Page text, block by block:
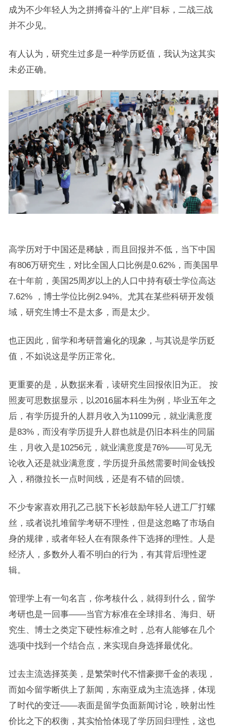
成为不少年轻人为之拼搏奋斗的“上岸”目标，二战三战
并不少见。
有人认为，研究生过多是一种学历贬值，我认为这其实
未必正确。
高学历对于中国还是稀缺，而且回报并不低，当下中国
有806万研究生，对比全国人口比例是0.62%，而美国早
在十年前，美国25周岁以上的人口中持有硕士学位高达
7.62% ，博士学位比例2.94%。尤其在某些科研开发领
域，研究生博士不是太多，而是太少。
也正因此，留学和考研普遍化的现象，与其说是学历贬
值，不如说这是学历正常化。
更重要的是，从数据来看，读研究生回报依旧为正。 按
照麦可思数据显示，以2016届本科生为例，毕业五年之
后，有学历提升的人群月收入为11099元，就业满意度
是83%，而没有学历提升人群也就是仍旧本科生的同届
生，月收入是10256元，就业满意度是76%——可见无
论收入还是就业满意度，学历提升虽然需要时间金钱投
入，稍微拉长一点时间线，还是有不错的回馈。
不少专家喜欢用孔乙己脱下长衫鼓励年轻人进工厂打螺
丝，或者说扎堆留学考研不理性，但是这忽略了市场自
身的规律，或者年轻人在有限条件下选择的理性。人是
经济人，多数外人看不明白的行为，有其背后理性逻
辑。
管理学上有一句名言，你考核什么，就得到什么，留学
考研也是一回事——当官方标准在全球排名、海归、研
究生、博士之类定下硬性标准之时，总有人能够在几个
选项中找到一个结合点，来实现自身选择最优化。
过去主流选择英美，是繁荣时代不惜豪掷千金的表现，
而如今留学断供上了新闻，东南亚成为主流选择，体现
了时代的变迁——表面是留学负面新闻讨论，映射出性
价比之下的权衡，其实恰恰体现了学历回归理性，这也